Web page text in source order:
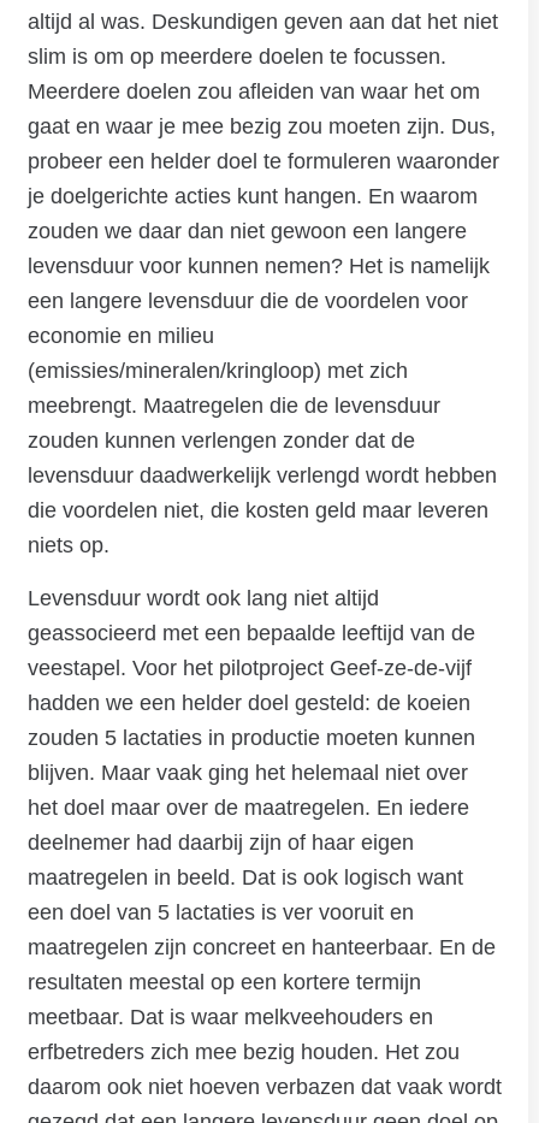
altijd al was. Deskundigen geven aan dat het niet
slim is om op meerdere doelen te focussen.
Meerdere doelen zou afleiden van waar het om
gaat en waar je mee bezig zou moeten zijn. Dus,
probeer een helder doel te formuleren waaronder
je doelgerichte acties kunt hangen. En waarom
zouden we daar dan niet gewoon een langere
levensduur voor kunnen nemen? Het is namelijk
een langere levensduur die de voordelen voor
economie en milieu
(emissies/mineralen/kringloop) met zich
meebrengt. Maatregelen die de levensduur
zouden kunnen verlengen zonder dat de
levensduur daadwerkelijk verlengd wordt hebben
die voordelen niet, die kosten geld maar leveren
niets op.
Levensduur wordt ook lang niet altijd
geassocieerd met een bepaalde leeftijd van de
veestapel. Voor het pilotproject Geef-ze-de-vijf
hadden we een helder doel gesteld: de koeien
zouden 5 lactaties in productie moeten kunnen
blijven. Maar vaak ging het helemaal niet over
het doel maar over de maatregelen. En iedere
deelnemer had daarbij zijn of haar eigen
maatregelen in beeld. Dat is ook logisch want
een doel van 5 lactaties is ver vooruit en
maatregelen zijn concreet en hanteerbaar. En de
resultaten meestal op een kortere termijn
meetbaar. Dat is waar melkveehouders en
erfbetreders zich mee bezig houden. Het zou
daarom ook niet hoeven verbazen dat vaak wordt